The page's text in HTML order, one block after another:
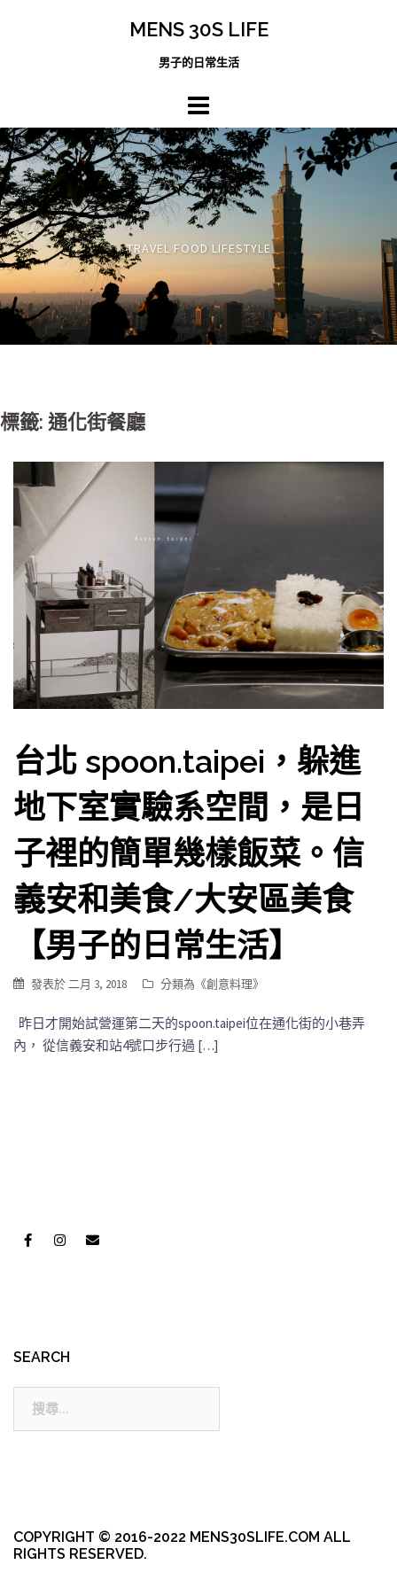
MENS 30S LIFE
男子的日常生活
TRAVEL FOOD LIFESTYLE
標籤: 通化街餐廳
台北 spoon.taipei，躲進
地下室實驗系空間，是日
子裡的簡單幾樣飯菜。信
義安和美食/大安區美食
【男子的日常生活】
發表於二月 3, 2018 分類為《創意料理》
昨日才開始試營運第二天的spoon.taipei位在通化街的小巷弄
內， 從信義安和站4號口步行過 […]
SEARCH
COPYRIGHT © 2016-2022 MENS30SLIFE.COM ALL
RIGHTS RESERVED.